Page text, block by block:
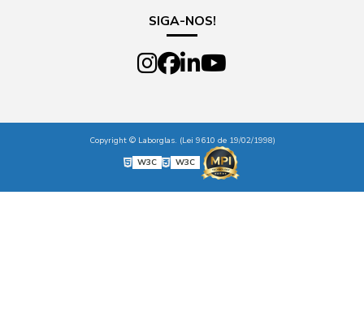
SIGA-NOS!
Copyright © Laborglas. (Lei 9610 de 19/02/1998)
W3C
W3C